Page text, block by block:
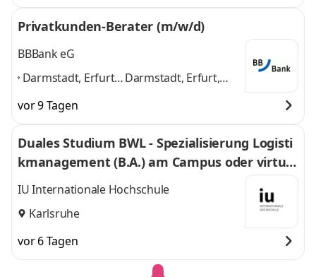
Privatkunden-Berater (m/w/d)
BBBank eG
Darmstadt, Erfurt,
Karlsruhe, Koblenz,
Mannheim,
Nürnberg,
Potsdam,
Darmstadt, Erfurt,
Mannheim, Nürnberg,
Potsdamund 6
weitere
vor 9 Tagen
Duales Studium BWL - Spezialisierung Logisti
kmanagement (B.A.) am Campus oder virtuel
l
IU Internationale Hochschule
Karlsruhe
vor 6 Tagen